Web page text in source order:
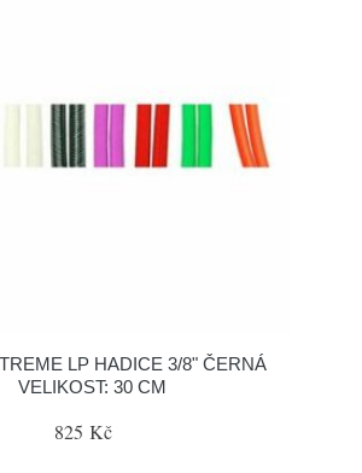
LP HADICE 3/8" ČERNÁ
VELIKOST: 30 CM
825 Kč